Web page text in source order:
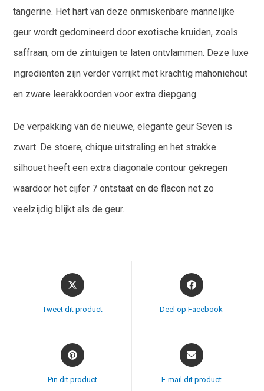
tangerine. Het hart van deze onmiskenbare mannelijke
geur wordt gedomineerd door exotische kruiden, zoals
saffraan, om de zintuigen te laten ontvlammen. Deze luxe
ingrediënten zijn verder verrijkt met krachtig mahoniehout
en zware leerakkoorden voor extra diepgang.
De verpakking van de nieuwe, elegante geur Seven is
zwart. De stoere, chique uitstraling en het strakke
silhouet heeft een extra diagonale contour gekregen
waardoor het cijfer 7 ontstaat en de flacon net zo
veelzijdig blijkt als de geur.
Opent
in
nieuw
Tweet dit product
Opent
in
nieuw
Deel op Facebook
Opent
in
nieuw
Pin dit product
Opent
in
nieuw
E-mail dit product